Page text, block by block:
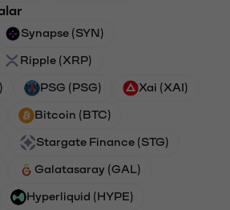
Synapse (SYN)
Ripple (XRP)
PSG (PSG) Xai (XAI)
Bitcoin (BTC)
Stargate Finance (STG)
Galatasaray (GAL)
Hyperliquid (HYPE)